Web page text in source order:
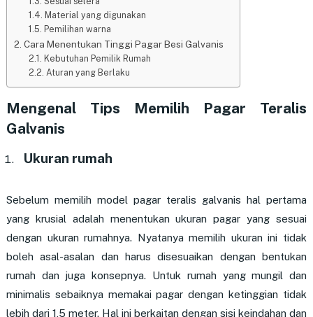
Material yang digunakan
Pemilihan warna
Cara Menentukan Tinggi Pagar Besi Galvanis
Kebutuhan Pemilik Rumah
Aturan yang Berlaku
Mengenal Tips Memilih Pagar Teralis
Galvanis
Ukuran rumah
Sebelum memilih model pagar teralis galvanis hal pertama
yang krusial adalah menentukan ukuran pagar yang sesuai
dengan ukuran rumahnya. Nyatanya memilih ukuran ini tidak
boleh asal-asalan dan harus disesuaikan dengan bentukan
rumah dan juga konsepnya. Untuk rumah yang mungil dan
minimalis sebaiknya memakai pagar dengan ketinggian tidak
lebih dari 1,5 meter. Hal ini berkaitan dengan sisi keindahan dan